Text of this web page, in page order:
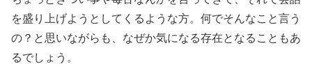
を盛り上げようとしてくるような方。何でそんなこと言う
の？と思いながらも、なぜか気になる存在となることもあ
るでしょう。